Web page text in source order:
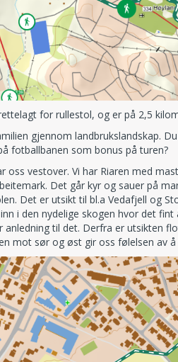
for rullestol, og er på 2,5
gjennom landbrukslandskap.
fotballbanen som bonus på turen?
oss vestover. Vi har Riaren med
Det går kyr og sauer på
Det er utsikt til bl.a Vedafjell og
i den nydelige skogen hvor det
anledning til det. Derfra er utsikten
mot sør og øst gir oss følelsen av